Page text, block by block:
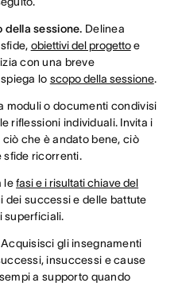
della sessione. Delinea
obiettivi del progettoe
con una breve
lo scopo della sessione.
moduli o documenti condivisi
riflessioni individuali. Invita i
che è andato bene, ciò
sfide ricorrenti.
lefasi e i risultati chiave del
dei successi e delle battute
superficiali.
Acquisisci gli insegnamenti
insuccessi e cause
a supporto quando